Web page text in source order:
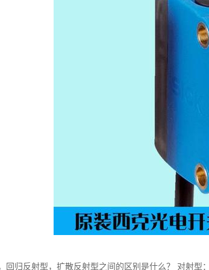
回归反射型，扩散反射型之间的区别是什么？ 对射